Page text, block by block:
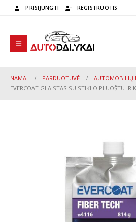
PRISIJUNGTI REGISTRUOTIS
NAMAI PARDUOTUVĖ AUTOMOBILIŲ
EVERCOAT GLAISTAS SU STIKLO PLUOŠTU IR